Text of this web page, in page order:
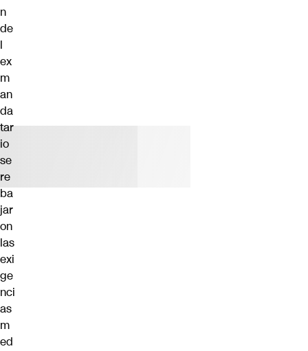
n
de
l
ex
m
an
da
tar
io
se
re
ba
jar
on
las
exi
ge
nci
as
m
ed